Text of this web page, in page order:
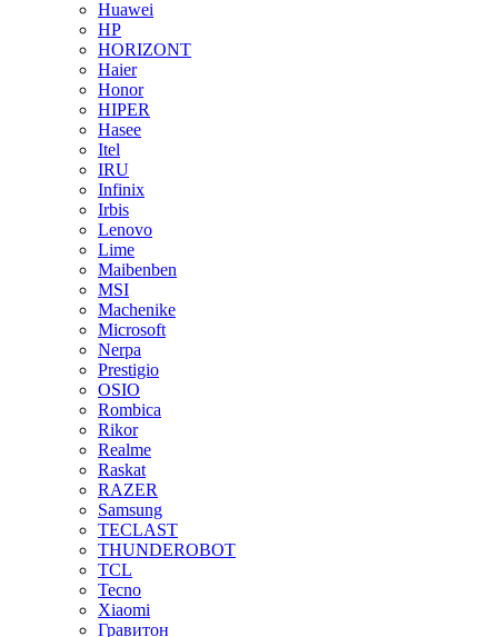
Huawei
HP
HORIZONT
Haier
Honor
HIPER
Hasee
Itel
IRU
Infinix
Irbis
Lenovo
Lime
Maibenben
MSI
Machenike
Microsoft
Nerpa
Prestigio
OSIO
Rombica
Rikor
Realme
Raskat
RAZER
Samsung
TECLAST
THUNDEROBOT
TCL
Tecno
Xiaomi
Гравитон